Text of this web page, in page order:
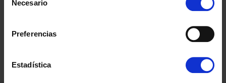
Necesario
Preferencias
Estadística